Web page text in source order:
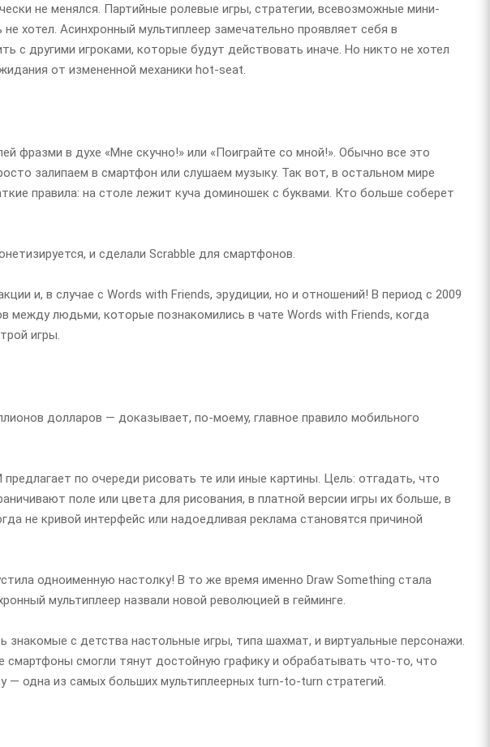
не менялся. Партийные ролевые игры, стратегии, всевозможные мини-
хотел. Асинхронный мультиплеер замечательно проявляет себя в
с другими игроками, которые будут действовать иначе. Но никто не хотел
от измененной механики hot-seat.
фразми в духе «Мне скучно!» или «Поиграйте со мной!». Обычно все это
залипаем в смартфон или слушаем музыку. Так вот, в остальном мире
правила: на столе лежит куча доминошек с буквами. Кто больше соберет
и сделали Scrabble для смартфонов.
и, в случае с Words with Friends, эрудиции, но и отношений! В период с 2009
между людьми, которые познакомились в чате Words with Friends, когда
игры.
долларов — доказывает, по-моему, главное правило мобильного
по очереди рисовать те или иные картины. Цель: отгадать, что
поле или цвета для рисования, в платной версии игры их больше, в
не кривой интерфейс или надоедливая реклама становятся причиной
одноименную настолку! В то же время именно Draw Something стала
мультиплеер назвали новой революцией в гейминге.
с детства настольные игры, типа шахмат, и виртуальные персонажи.
смогли тянут достойную графику и обрабатывать что-то, что
— одна из самых больших мультиплеерных turn-to-turn стратегий.